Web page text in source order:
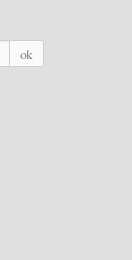
ok